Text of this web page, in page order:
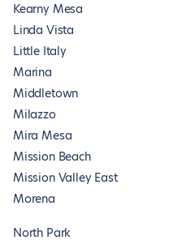
Kearny Mesa
Linda Vista
Little Italy
Marina
Middletown
Milazzo
Mira Mesa
Mission Beach
Mission Valley East
Morena
North Park